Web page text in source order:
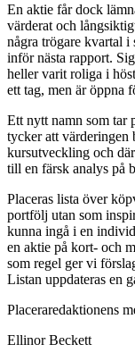
En aktie får dock
värderat och
några trögare kvartal i
inför nästa rapport.
heller varit roliga i
ett tag, men är öppna
Ett nytt namn som tar
tycker att värderingen
kursutveckling och
till en färsk analys på
Placeras lista över
portfölj utan som
kunna ingå i en
en aktie på kort- och
som regel ger vi
Listan uppdateras en
Placeraredaktionens
Ellinor Beckett